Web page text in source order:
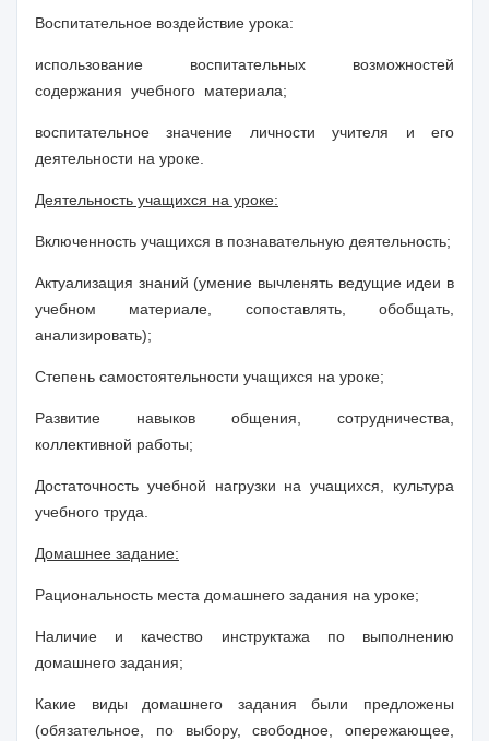
Воспитательное воздействие урока:
использование воспитательных возможностей
содержания учебного материала;
воспитательное значение личности учителя и его
деятельности на уроке.
Деятельность учащихся на уроке:
Включенность учащихся в познавательную деятельность;
Актуализация знаний (умение вычленять ведущие идеи в
учебном материале, сопоставлять, обобщать,
анализировать);
Степень самостоятельности учащихся на уроке;
Развитие навыков общения, сотрудничества,
коллективной работы;
Достаточность учебной нагрузки на учащихся, культура
учебного труда.
Домашнее задание:
Рациональность места домашнего задания на уроке;
Наличие и качество инструктажа по выполнению
домашнего задания;
Какие виды домашнего задания были предложены
(обязательное, по выбору, свободное, опережающее,